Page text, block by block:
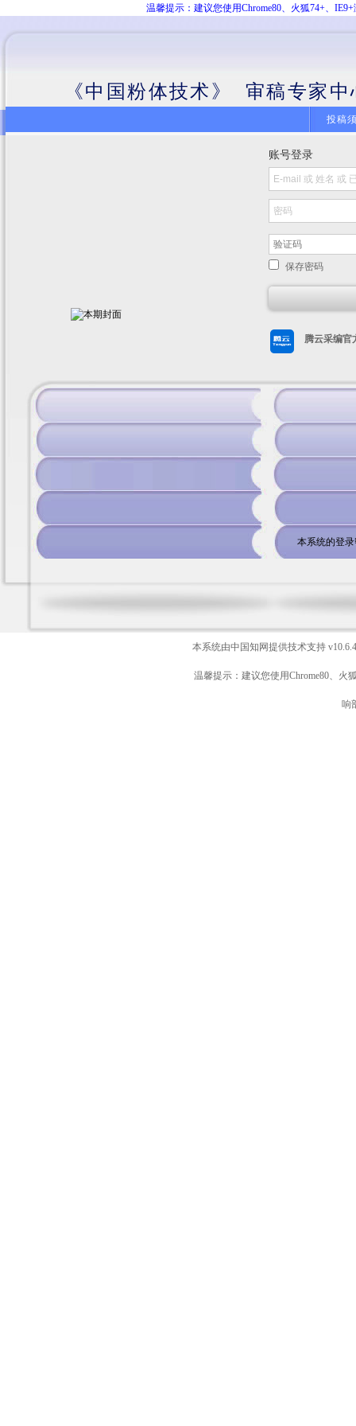
温馨提示：建议您使用Chrome80、火狐74+、
《中国粉体技术》 审稿专家中
投稿
账号登录
保存密码
腾云采编官
本系统的登
本系统由中国知网提供技术支持
温馨提示：建议您使用Chrome80、火
响